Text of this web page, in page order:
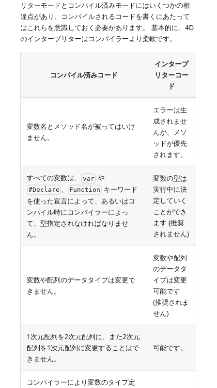
リターモードとコンパイル済みモードにはいくつかの相
違点があり、コンパイルされるコードを書くにあたって
はこれらを意識しておく必要があります。 基本的に、4D
のインタープリターはコンパイラーより柔軟です。
コンパイル済みコード
インタープ
リターコー
ド
変数名とメソッド名が被ってはいけ
ません。
エラーは生
成されませ
んが、メソ
ッドが優先
されます。
すべての変数は、 var や
#Declare 、 Function キーワード
を使った宣言によって、あるいはコ
ンパイル時にコンパイラーによっ
て、型指定されなければなりませ
ん。
変数の型は
実行中に決
定していく
ことができ
ます (推奨
されません)
変数や配列のデータタイプは変更で
きません。
変数や配列
のデータタ
イプは変更
可能です
(推奨されま
せん)
1次元配列を2次元配列に、また2次元
配列を1次元配列に変更することはで
きません。
可能です。
コンパイラーにより変数のタイプ定